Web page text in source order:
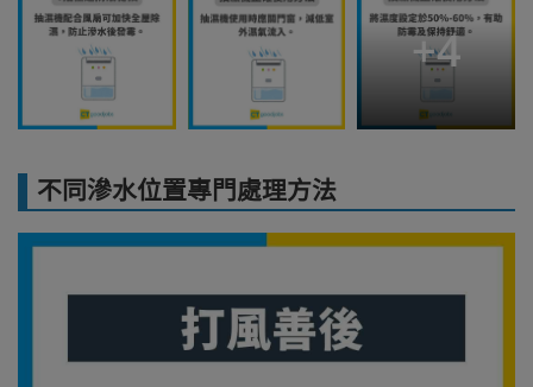
+4
不同滲水位置專門處理方法